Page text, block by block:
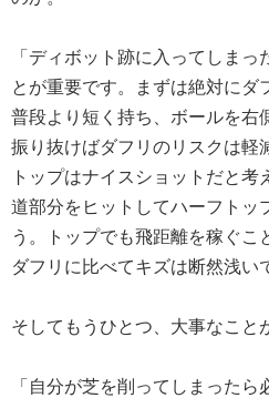
「ディボット跡に入ってしま
とが重要です。まずは絶対にダ
普段より短く持ち、ボールを右
振り抜けばダフリのリスクは軽
トップはナイスショットだと
道部分をヒットしてハーフトッ
う。トップでも飛距離を稼ぐ
ダフリに比べてキズは断然浅い
そしてもうひとつ、大事なこと
「自分が芝を削ってしまった